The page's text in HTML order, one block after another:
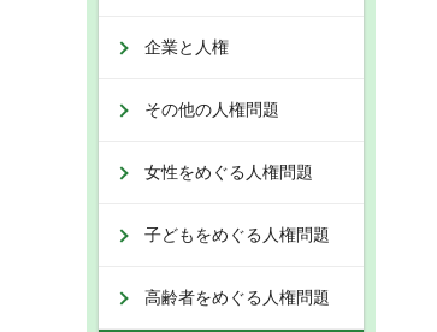
企業と人権
その他の人権問題
女性をめぐる人権問題
子どもをめぐる人権問題
高齢者をめぐる人権問題